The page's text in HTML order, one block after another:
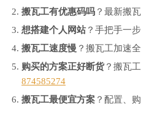
搬瓦工有优惠码吗 ？最新搬
想搭建个人网站？手把手一
搬瓦工速度慢 ？搬瓦工加速
购买的方案正好断货？搬瓦
874585274
搬瓦工最便宜方案 ？配置、